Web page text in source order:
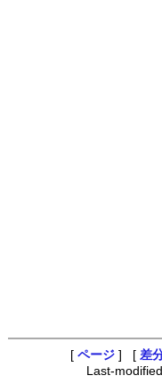
[ ページ ] [ 差
Last-